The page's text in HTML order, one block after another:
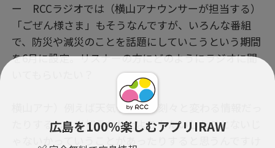
広島を100％楽しむアプリIRAW
ー RCCラジオでは（横山アナウンサーが担当する）
「ごぜん様さま」もそうなんですが、いろんな番組
で、防災や減災のことを話題にしていこうという期間
を6月に設定。リスナーの方にどのようにラジオに聞
横山アナ）例えば天気予報は、刻々と変わる情報だっ
たりするし、当初言われたよりもたいしたことないじ